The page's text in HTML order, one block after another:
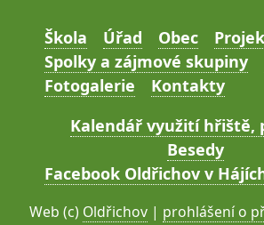
Škola Úřad Obec
Spolky a zájmové skupiny
Fotogalerie
Kontakty
Kalendář využití hřiště,
Besedy
Facebook Oldřichov v
Web (c) Oldřichov | prohlášení o